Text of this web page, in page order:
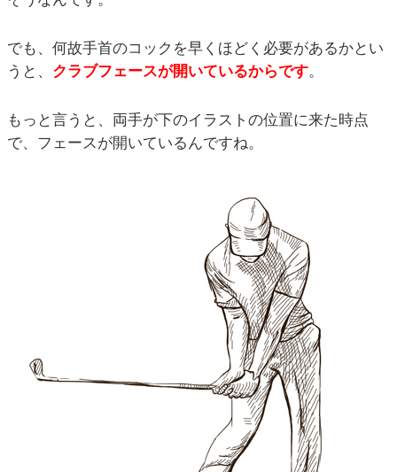
でも、何故手首のコックを早くほどく必要があるかとい
うと、 クラブフェースが開いているからです。
もっと言うと、両手が下のイラストの位置に来た時点
で、フェースが開いているんですね。